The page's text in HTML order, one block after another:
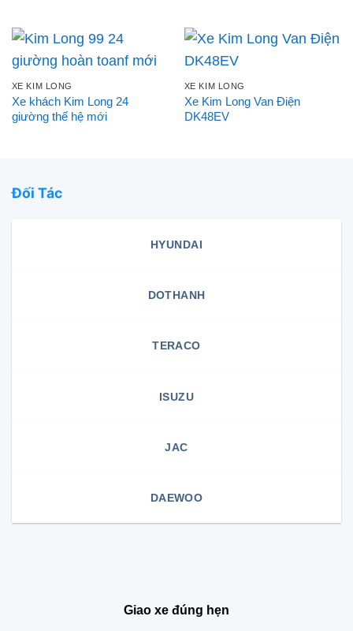
XE KIM LONG
Xe khách Kim Long 24
giường thế hệ mới
XE KIM LONG
Xe Kim Long Van Điện
DK48EV
Đối Tác
HYUNDAI
DOTHANH
TERACO
ISUZU
JAC
DAEWOO
Giao xe đúng hẹn